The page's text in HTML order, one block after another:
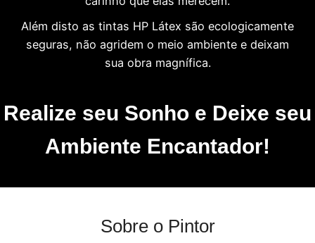
Além disto as tintas HP Látex são ecologicamente
seguras, não agridem o meio ambiente e deixam
sua obra magnífica.
Realize seu Sonho e Deixe seu
Ambiente Encantador!
Sobre o Pintor